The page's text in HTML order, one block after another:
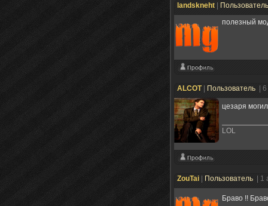
landskneht
полезный
ALCOT| Пользователь |
цезаря
LOL
ZouTai Пользователь | 1
Браво !!